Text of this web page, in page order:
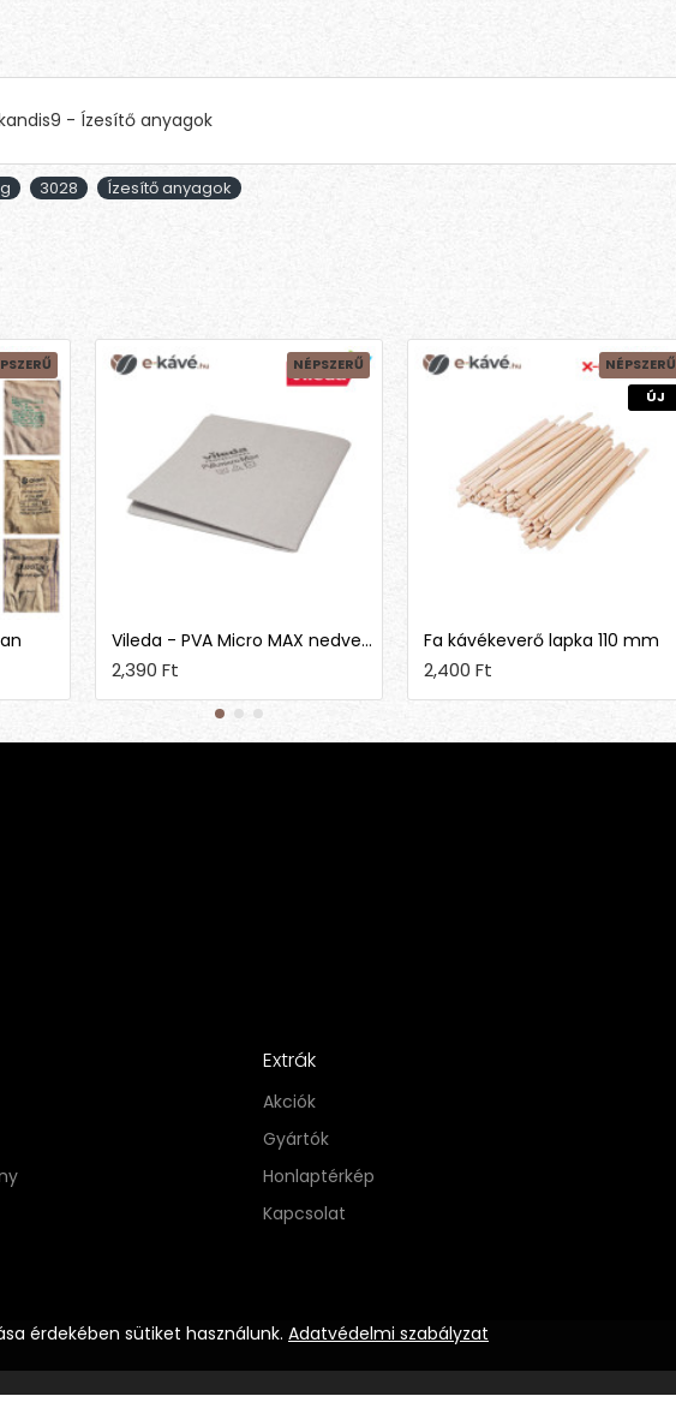
- Ízesítő anyagok
3028 Ízesítő anyagok
NÉPSZERŰ
Vileda - PVA Micro MAX nedves törlő kendő
2,390 Ft
NÉPSZERŰ
ÚJ
Fa kávékeverő lapka 110 mm
2,400 Ft
Extrák
Akciók
Gyártók
Honlaptérkép
Kapcsolat
érdekében sütiket használunk. Adatvédelmi szabályzat